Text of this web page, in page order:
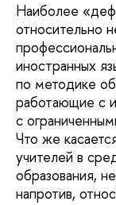
Наиболее
относительно
иностранных
по методике
работающие с
с
Что же
учителей в
образования,
напротив,